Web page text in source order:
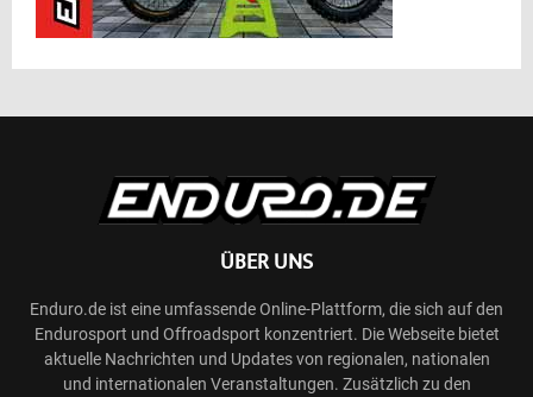
ÜBER UNS
Enduro.de ist eine umfassende Online-Plattform, die sich auf den
Endurosport und Offroadsport konzentriert. Die Webseite bietet
aktuelle Nachrichten und Updates von regionalen, nationalen
und internationalen Veranstaltungen. Zusätzlich zu den